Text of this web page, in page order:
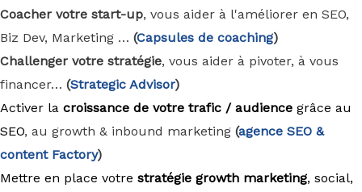
Coacher votre start-up, vous aider à l'améliorer en SEO,
Biz Dev, Marketing … (Capsules de coaching)
Challenger votre stratégie, vous aider à pivoter, à vous
financer… (Strategic Advisor)
Activer la croissance de votre trafic / audience grâce au
SEO, au growth & inbound marketing (agence SEO &
content Factory)
Mettre en place votre stratégie growth marketing, social,